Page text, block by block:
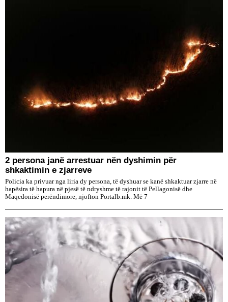
2 persona janë arrestuar nën dyshimin për
shkaktimin e zjarreve
Policia ka privuar nga liria dy persona, të dyshuar se kanë shkaktuar zjarre në
hapësira të hapura në pjesë të ndryshme të rajonit të Pellagonisë dhe
Maqedonisë perëndimore, njofton Portalb.mk. Më 7